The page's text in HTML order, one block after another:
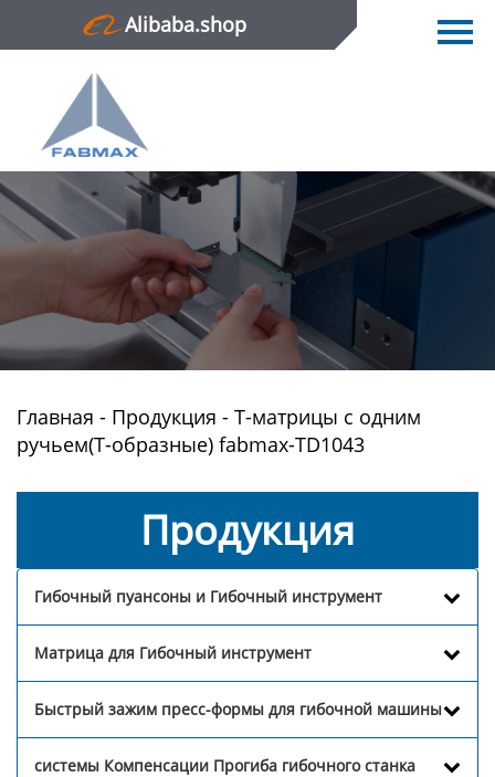
Alibaba.shop
Главная
Продукция
Новости
О нас
Контактная информация
Главная - Продукция - Т-матрицы с одним
ручьем(Т-образные) fabmax-TD1043
Продукция
Гибочный пуансоны и Гибочный инструмент
Матрица для Гибочный инструмент
Быстрый зажим пресс-формы для гибочной машины
системы Компенсации Прогиба гибочного станка